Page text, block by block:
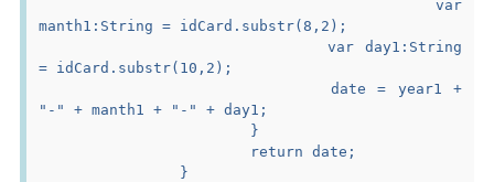
manth1:String = idCard.substr(8,2);
				var day1:String
= idCard.substr(10,2);
				date = year1 +
"-" + manth1 + "-" + day1;
			}
			return date;
		}